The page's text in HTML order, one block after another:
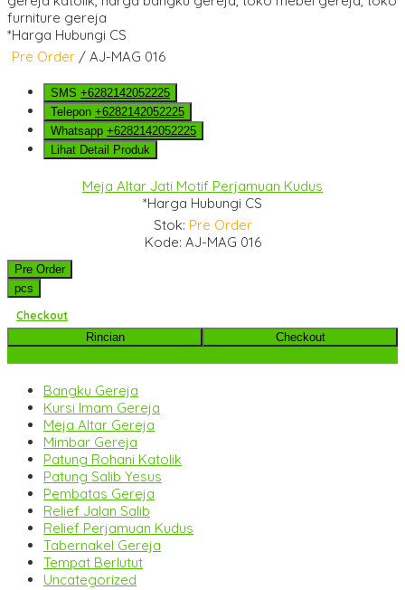
*Harga Hubungi CS
Pre Order / AJ-MAG 016
SMS +6282142052225
Telepon +6282142052225
Whatsapp +6282142052225
Lihat Detail Produk
Meja Altar Jati Motif Perjamuan Kudus
*Harga Hubungi CS
Stok: Pre Order
Kode: AJ-MAG 016
Pre Order
pcs
Checkout
Rincian
Checkout
Bangku Gereja
Kursi Imam Gereja
Meja Altar Gereja
Mimbar Gereja
Patung Rohani Katolik
Patung Salib Yesus
Pembatas Gereja
Relief Jalan Salib
Relief Perjamuan Kudus
Tabernakel Gereja
Tempat Berlutut
Uncategorized